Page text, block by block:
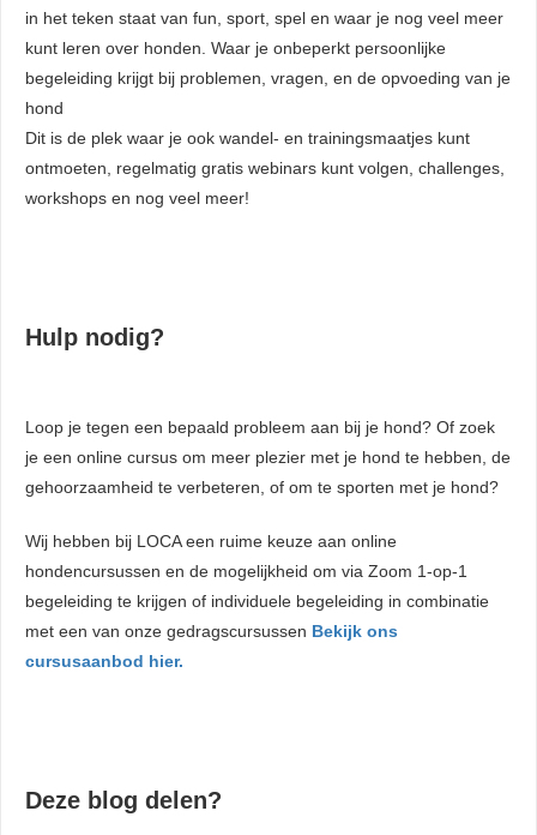
in het teken staat van fun, sport, spel en waar je nog veel meer
kunt leren over honden. Waar je onbeperkt persoonlijke
begeleiding krijgt bij problemen, vragen, en de opvoeding van je
hond
Dit is de plek waar je ook wandel- en trainingsmaatjes kunt
ontmoeten, regelmatig gratis webinars kunt volgen, challenges,
workshops en nog veel meer!
Hulp nodig?
Loop je tegen een bepaald probleem aan bij je hond? Of zoek
je een online cursus om meer plezier met je hond te hebben, de
gehoorzaamheid te verbeteren, of om te sporten met je hond?
Wij hebben bij LOCA een ruime keuze aan online
hondencursussen en de mogelijkheid om via Zoom 1-op-1
begeleiding te krijgen of individuele begeleiding in combinatie
met een van onze gedragscursussen Bekijk ons
cursusaanbod hier.
Deze blog delen?